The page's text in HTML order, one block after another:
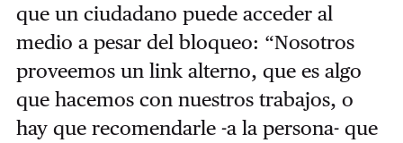
que un ciudadano puede acceder al
medio a pesar del bloqueo: “Nosotros
proveemos un link alterno, que es algo
que hacemos con nuestros trabajos, o
hay que recomendarle -a la persona- que